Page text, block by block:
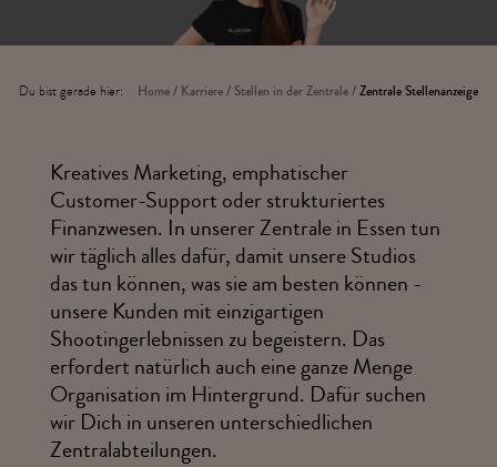
Du bist gerade hier: Home/ Karriere/ Stellen in der Zentrale/Zentrale Stellenanzeige
Kreatives Marketing, emphatischer
Customer-Support oder strukturiertes
Finanzwesen. In unserer Zentrale in Essen tun
wir täglich alles dafür, damit unsere Studios
das tun können, was sie am besten können -
unsere Kunden mit einzigartigen
Shootingerlebnissen zu begeistern. Das
erfordert natürlich auch eine ganze Menge
Organisation im Hintergrund. Dafür suchen
wir Dich in unseren unterschiedlichen
Zentralabteilungen.